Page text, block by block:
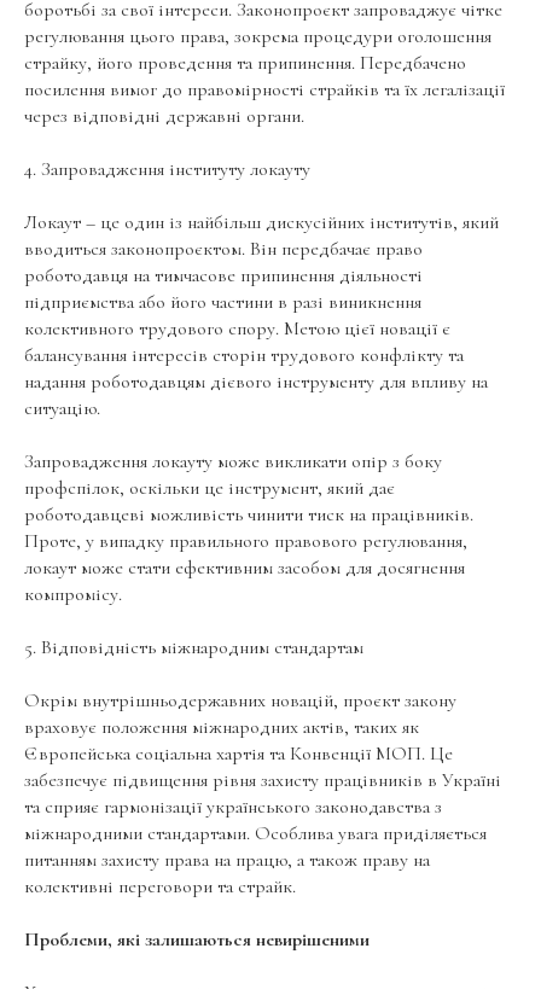
боротьбі за свої інтереси. Законопроєкт запроваджує чітке
регулювання цього права, зокрема процедури оголошення
страйку, його проведення та припинення. Передбачено
посилення вимог до правомірності страйків та їх легалізації
через відповідні державні органи.
4. Запровадження інституту локауту
Локаут – це один із найбільш дискусійних інститутів, який
вводиться законопроєктом. Він передбачає право
роботодавця на тимчасове припинення діяльності
підприємства або його частини в разі виникнення
колективного трудового спору. Метою цієї новації є
балансування інтересів сторін трудового конфлікту та
надання роботодавцям дієвого інструменту для впливу на
ситуацію.
Запровадження локауту може викликати опір з боку
профспілок, оскільки це інструмент, який дає
роботодавцеві можливість чинити тиск на працівників.
Проте, у випадку правильного правового регулювання,
локаут може стати ефективним засобом для досягнення
компромісу.
5. Відповідність міжнародним стандартам
Окрім внутрішньодержавних новацій, проєкт закону
враховує положення міжнародних актів, таких як
Європейська соціальна хартія та Конвенції МОП. Це
забезпечує підвищення рівня захисту працівників в Україні
та сприяє гармонізації українського законодавства з
міжнародними стандартами. Особлива увага приділяється
питанням захисту права на працю, а також праву на
колективні переговори та страйк.
Проблеми, які залишаються невирішеними